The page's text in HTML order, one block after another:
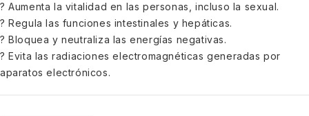
? Aumenta la vitalidad en las personas, incluso la sexual.
? Regula las funciones intestinales y hepáticas.
? Bloquea y neutraliza las energías negativas.
? Evita las radiaciones electromagnéticas generadas por
aparatos electrónicos.